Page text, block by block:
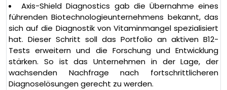
Axis-Shield Diagnostics gab die Übernahme eines
führenden Biotechnologieunternehmens bekannt, das
sich auf die Diagnostik von Vitaminmangel spezialisiert
hat. Dieser Schritt soll das Portfolio an aktiven B12-
Tests erweitern und die Forschung und Entwicklung
stärken. So ist das Unternehmen in der Lage, der
wachsenden Nachfrage nach fortschrittlicheren
Diagnoselösungen gerecht zu werden.